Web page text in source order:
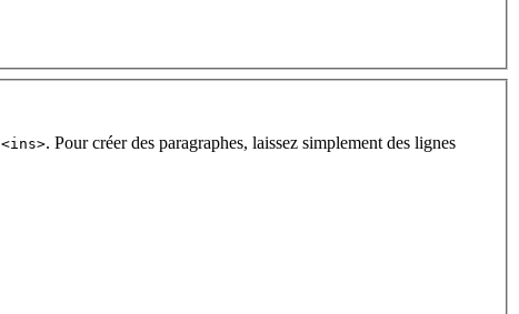
<ins>. Pour créer des paragraphes, laissez simplement des lignes